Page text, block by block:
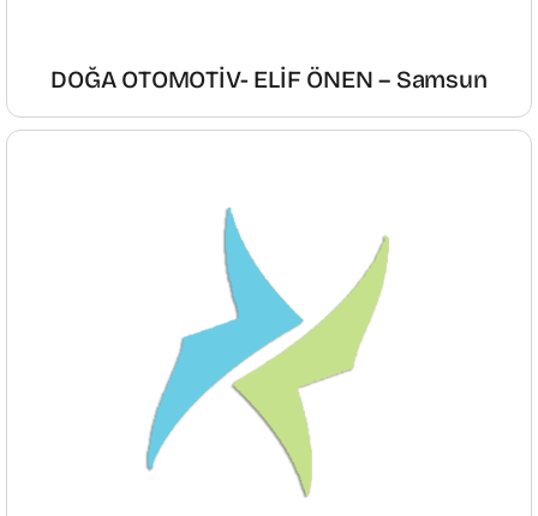
DOĞA OTOMOTİV- ELİF ÖNEN – Samsun